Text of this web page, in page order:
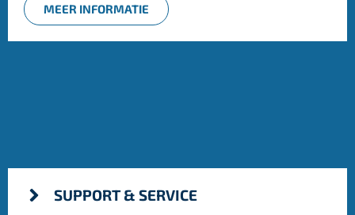
MEER INFORMATIE
SUPPORT & SERVICE